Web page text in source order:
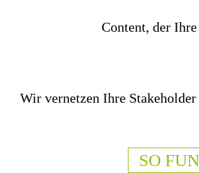
Content, der
Wir vernetzen Ihre
SO